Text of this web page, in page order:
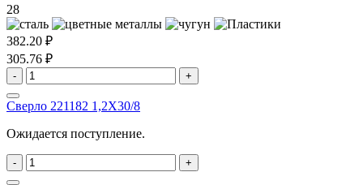
28
382.20 ₽
305.76 ₽
- +
Сверло 221182 1,2X30/8
Ожидается поступление.
- +